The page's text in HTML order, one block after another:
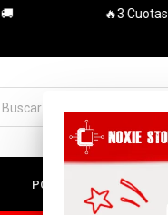
🔥3 Cuotas sin
PC ARMADAS